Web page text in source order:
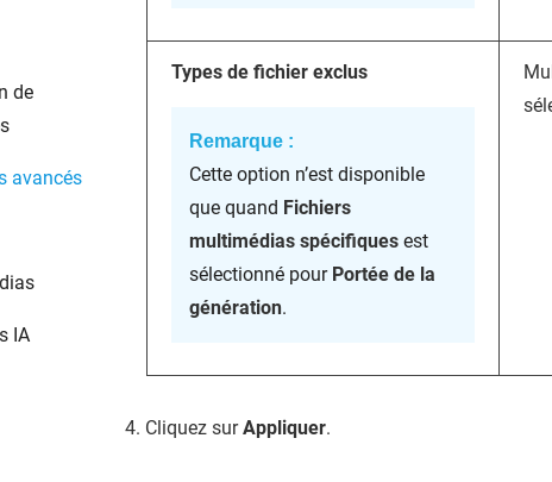
de
avancés
IA
Types de fichier exclus
Remarque :
Cette option n’est disponible
que quand Fichiers
multimédias spécifiques est
sélectionné pour Portée de la
génération.
Cliquez surAppliquer.